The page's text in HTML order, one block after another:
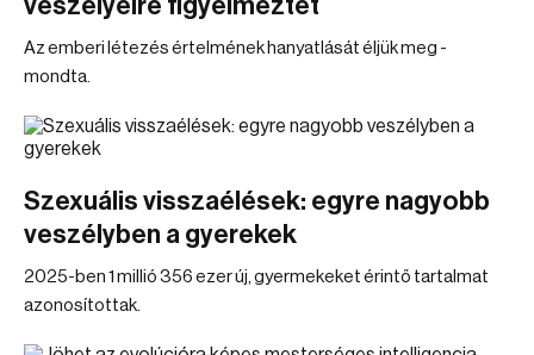
veszélyeire figyelmeztet
Az emberi létezés értelmének hanyatlását éljük meg -
mondta.
Szexuális visszaélések: egyre nagyobb
veszélyben a gyerekek
2025-ben 1 millió 356 ezer új, gyermekeket érintő tartalmat
azonosítottak.